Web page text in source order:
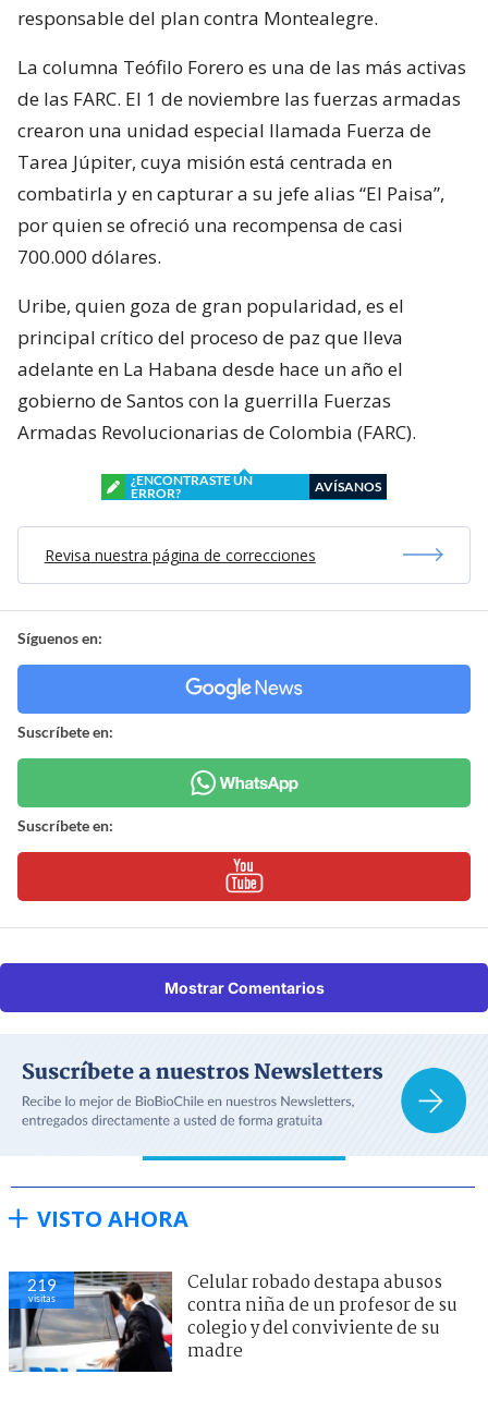
responsable del plan contra Montealegre.
La columna Teófilo Forero es una de las más activas
de las FARC. El 1 de noviembre las fuerzas armadas
crearon una unidad especial llamada Fuerza de
Tarea Júpiter, cuya misión está centrada en
combatirla y en capturar a su jefe alias “El Paisa”,
por quien se ofreció una recompensa de casi
700.000 dólares.
Uribe, quien goza de gran popularidad, es el
principal crítico del proceso de paz que lleva
adelante en La Habana desde hace un año el
gobierno de Santos con la guerrilla Fuerzas
Armadas Revolucionarias de Colombia (FARC).
¿ENCONTRASTE UN
ERROR?
AVÍSANOS
Revisa nuestra página de correcciones
Síguenos en:
Suscríbete en:
Suscríbete en:
Mostrar Comentarios
VISTO AHORA
219
visitas
Celular robado destapa abusos
contra niña de un profesor de su
colegio y del conviviente de su
madre